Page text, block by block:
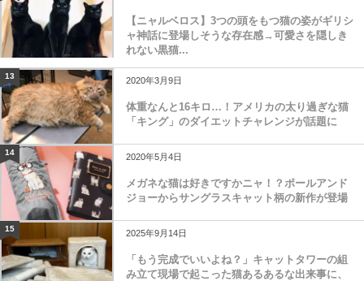
【ニャルベロス】3つの頭をもつ猫の姿がギリシ
ャ神話に登場しそうな存在感→可愛さを隠しき
れない黒猫...
13 2020年3月9日
体重なんと16キロ…！アメリカの太り過ぎな猫
「キング」のダイエットチャレンジが話題に
14 2020年5月4日
メガネな猫は好きですかニャ！？ポールアンド
ジョーからサングラスキャット柄の新作が登場
15 2025年9月14日
「もう完成でいいよね？」キャットタワーの組
み立て現場で起こった猫あるあるな出来事に、